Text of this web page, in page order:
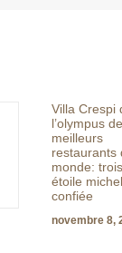
Villa Crespi
l’olympus
meilleurs
restaurants
monde:
étoile
confiée
novembre 8,